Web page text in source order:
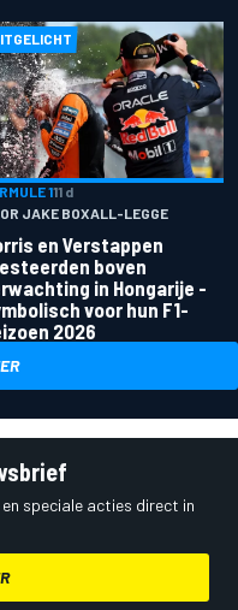
111 d
JAKE BOXALL-LEGGE
en Verstappen
boven
in Hongarije -
voor hun F1-
2026
speciale acties direct in